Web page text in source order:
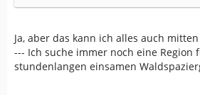
Ja, aber das kann ich alles auch
--- Ich suche immer noch eine Region
stundenlangen einsamen